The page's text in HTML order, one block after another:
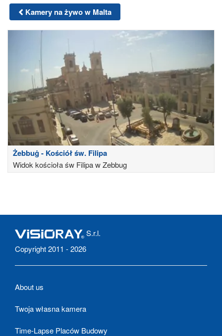
Kamery na żywo w Malta
Żebbuġ - Kościół św. Filipa
Widok kościoła św Filipa w Zebbug
S.r.l.
Copyright 2011 - 2026
About us
Twoja własna kamera
Time-Lapse Placów Budowy